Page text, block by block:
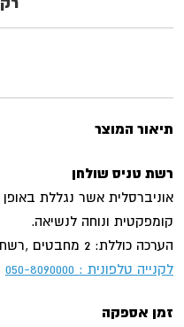
תיאור המוצר
רשת טניס שולחן
אוניברסלית אשר נגללת
קומפקטית ונוחה לנשיאה.
הערכה כוללת: 2 מחבטים ,רשת ,כדור
לקנייה טלפונית : 050-8090000
זמן אספקה